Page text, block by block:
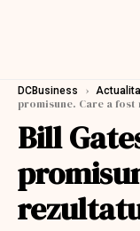
DCBusiness ›
promisune. Care a
Bill